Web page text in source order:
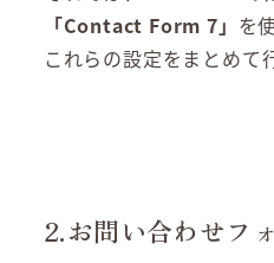
「Contact Form 7」 を
これらの設定をまとめて
2.お問い合わせフ